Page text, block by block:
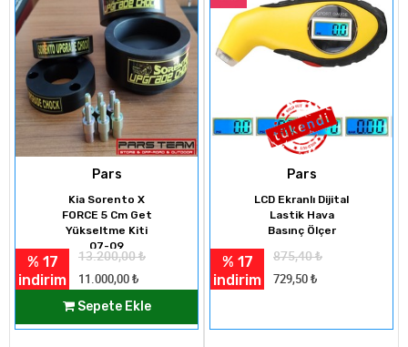
Pars
Kia Sorento X
FORCE 5 Cm Get
Yükseltme Kiti
07-09
% 17
indirim
13.200,00₺
11.000,00 ₺
Sepete Ekle
Pars
LCD Ekranlı Dijital
Lastik Hava
Basınç Ölçer
% 17
indirim
875,40₺
729,50 ₺